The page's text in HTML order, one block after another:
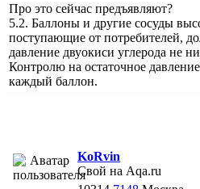
Про это сейчас предъявляют?
5.2. Баллоны и другие сосуды
поступающие от потребителей,
давление двуокиси углерода не
Контролю на остаточное
каждый баллон.
KoRvin
Свой на Aqa.ru